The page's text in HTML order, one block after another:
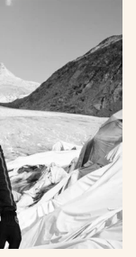
luxe
tête, Bally a